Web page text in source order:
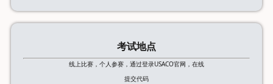
考试地点
线上比赛，个人参赛，通过登录USACO官网，在线
提交代码